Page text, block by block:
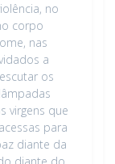
no
corpo
nas
a
os
virgens que
para
diante da